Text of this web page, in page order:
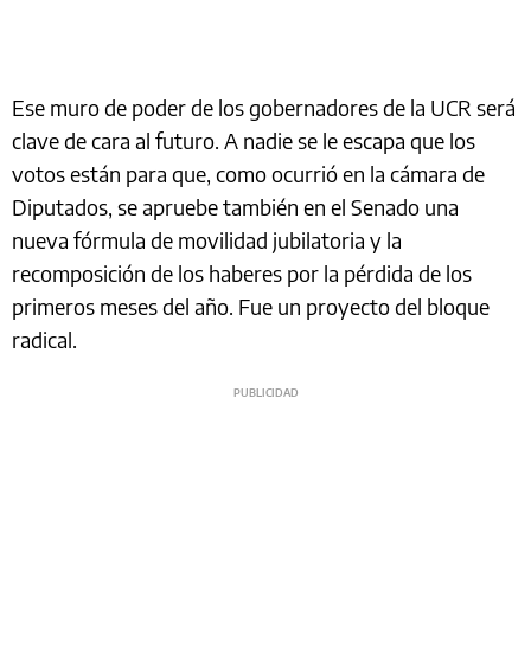
Ese muro de poder de los gobernadores de la UCR será
clave de cara al futuro. A nadie se le escapa que los
votos están para que, como ocurrió en la cámara de
Diputados, se apruebe también en el Senado una
nueva fórmula de movilidad jubilatoria y la
recomposición de los haberes por la pérdida de los
primeros meses del año. Fue un proyecto del bloque
radical.